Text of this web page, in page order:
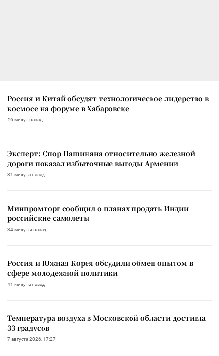
Россия и Китай обсудят технологическое лидерство в
космосе на форуме в Хабаровске
26 минут назад
Эксперт: Спор Пашиняна относительно железной
дороги показал избыточные выгоды Армении
31 минута назад
Минпромторг сообщил о планах продать Индии
российские самолеты
34 минуты назад
Россия и Южная Корея обсудили обмен опытом в
сфере молодежной политики
41 минута назад
Температура воздуха в Московской области достигла
33 градусов
7 августа 2026, 17:27